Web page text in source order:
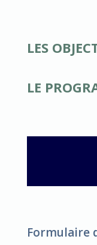
LES
LE
Formulaire